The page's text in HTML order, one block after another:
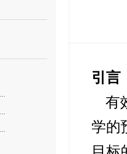
引言
有
学的